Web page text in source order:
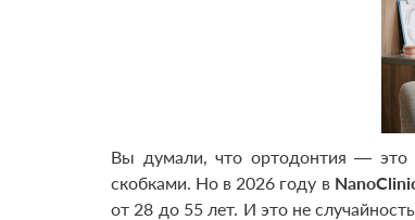
Вы думали, что ортодонтия — это
скобками. Но в 2026 году в
от 28 до 55 лет. И это не